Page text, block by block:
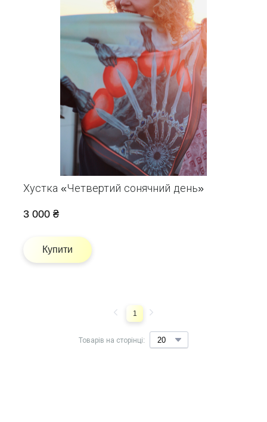
Хустка «Четвертий сонячний день»
3 000 ₴
Купити
Товарів на сторінці:
1